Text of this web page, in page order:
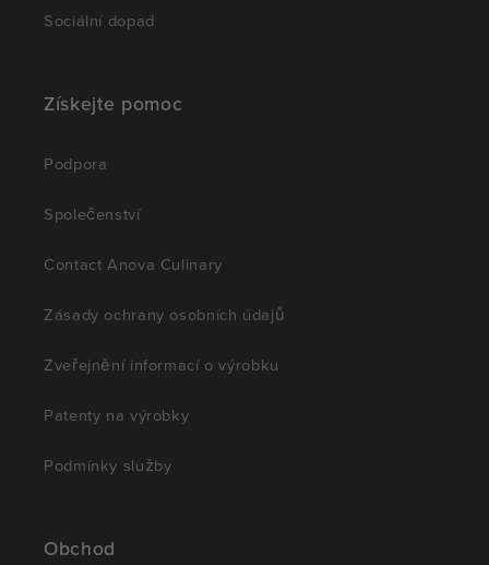
Sociální dopad
Získejte pomoc
Podpora
Společenství
Contact Anova Culinary
Zásady ochrany osobních údajů
Zveřejnění informací o výrobku
Patenty na výrobky
Podmínky služby
Obchod